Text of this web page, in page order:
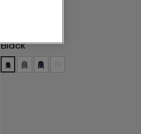
Black